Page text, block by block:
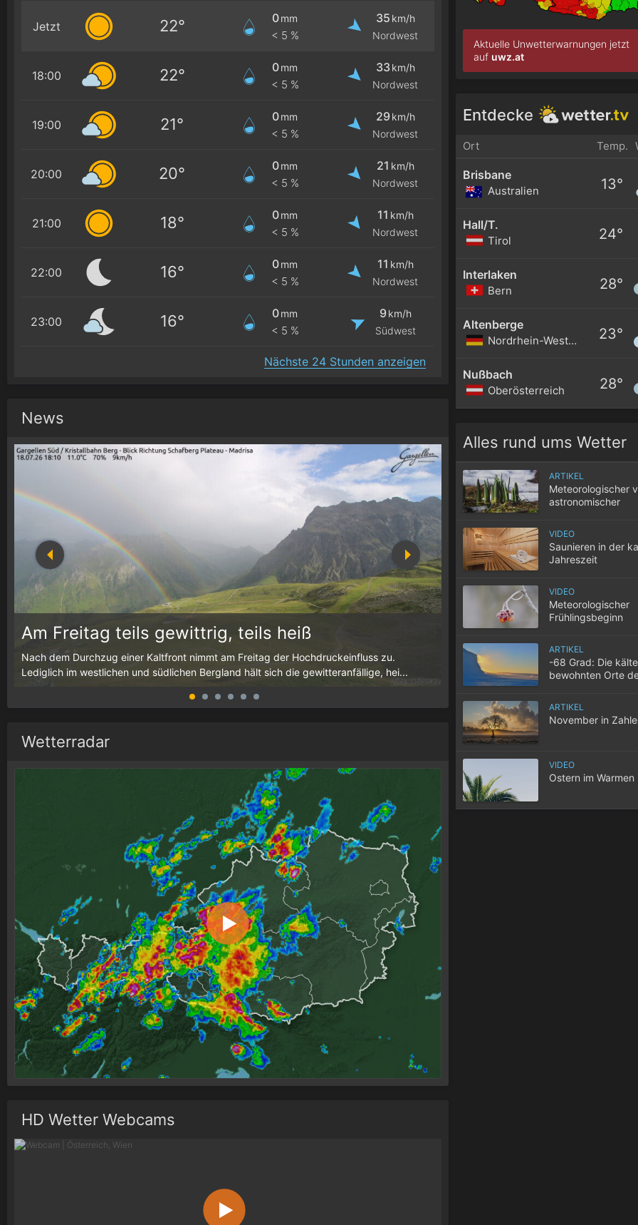
Jetzt 22° 0mm
< 5 %
35 km/h
Nordwest
18:00 22° 0mm
< 5 %
33 km/h
Nordwest
19:00 21° 0mm
< 5 %
29 km/h
Nordwest
20:00 20° 0mm
< 5 %
21 km/h
Nordwest
21:00 18° 0mm
< 5 %
11 km/h
Nordwest
22:00 16° 0mm
< 5 %
11 km/h
Nordwest
23:00 16° 0mm
< 5 %
9 km/h
Südwest
Nächste 24 Stunden anzeigen
News
Am Freitag teils gewittrig, teils heiß
Nach dem Durchzug einer Kaltfront nimmt am Freitag der Hochdruckeinfluss zu.
Lediglich im westlichen und südlichen Bergland hält sich die gewitteranfällige, hei...
10 Tipps für einen
Wenn selbst in der Nacht die
der Wohnung nicht entweicht, wird der
Wetterradar
HD Wetter Webcams
Aktuelle Unwetterwarnungen jetzt
auf uwz.at
Entdecke
Ort Temp.
Brisbane
Australien 13°
Hall/T.
Tirol 24°
Interlaken
Bern 28°
Altenberge
Nordrhein-Westfalen 23°
Nußbach
Oberösterreich 28°
Alles rund ums Wetter
ARTIKEL
Meteorologischer
astronomischer
VIDEO
Saunieren in der
Jahreszeit
VIDEO
Meteorologischer
Frühlingsbeginn
ARTIKEL
-68 Grad: Die
bewohnten Orte
ARTIKEL
November in
VIDEO
Ostern im Warmen